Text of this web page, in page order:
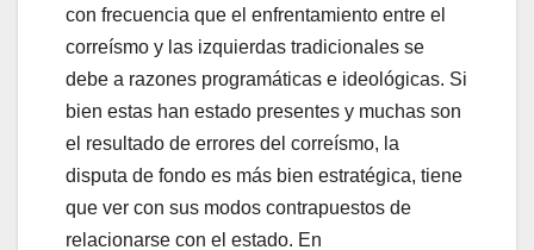
con frecuencia que el enfrentamiento entre el
correísmo y las izquierdas tradicionales se
debe a razones programáticas e ideológicas. Si
bien estas han estado presentes y muchas son
el resultado de errores del correísmo, la
disputa de fondo es más bien estratégica, tiene
que ver con sus modos contrapuestos de
relacionarse con el estado. En